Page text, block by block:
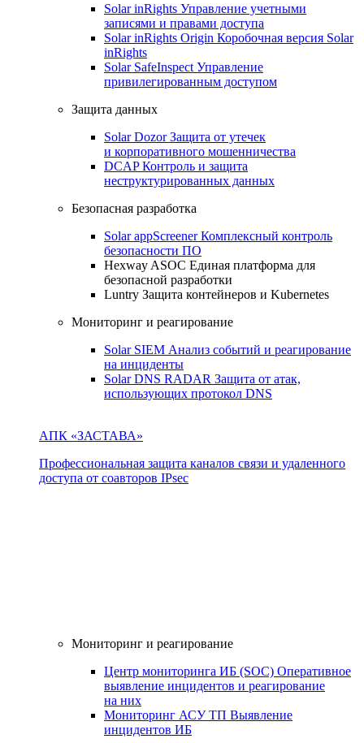
Solar inRights Управление учетными
записями и правами доступа
Solar inRights Origin Коробочная версия Solar
inRights
Solar SafeInspect Управление
привилегированным доступом
Защита данных
Solar DozorЗащита от утечек
и корпоративного мошенничества
DCAPКонтроль и защита
неструктурированных данных
Безопасная разработка
Solar appScreenerКомплексный контроль
безопасности ПО
Hexway ASOC Единая платформа для
безопасной разработки
Luntry Защита контейнеров и Kubernetes
Мониторинг и реагирование
Solar SIEM Анализ событий и реагирование
на инциденты
Solar DNS RADAR Защита от атак,
использующих протокол DNS
АПК «ЗАСТАВА»
Профессиональная защита каналов связи и удаленного
доступа от соавторов IPsec
Мониторинг и реагирование
Центр мониторинга ИБ (SOC) Оперативное
выявление инцидентов и реагирование
на них
Мониторинг АСУ ТП Выявление
инцидентов ИБ